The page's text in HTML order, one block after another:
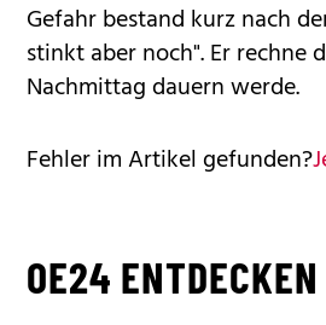
Gefahr bestand kurz nach
stinkt aber noch". Er rechne
Nachmittag dauern werde.
Fehler im Artikel gefunden?
OE24 ENTDECKEN